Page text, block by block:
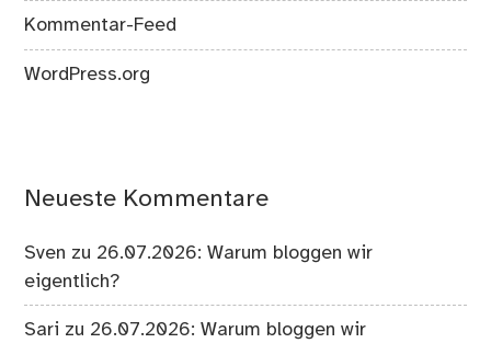
Kommentar-Feed
WordPress.org
Neueste Kommentare
Sven zu 26.07.2026: Warum bloggen wir
eigentlich?
Sari zu 26.07.2026: Warum bloggen wir